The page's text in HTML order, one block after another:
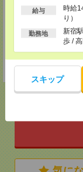
給与
時給
り）
る
勤務地
新宿
歩 /
スキップ
TEL：0120-901-799
担当：採用担当
★今ならご来社登録